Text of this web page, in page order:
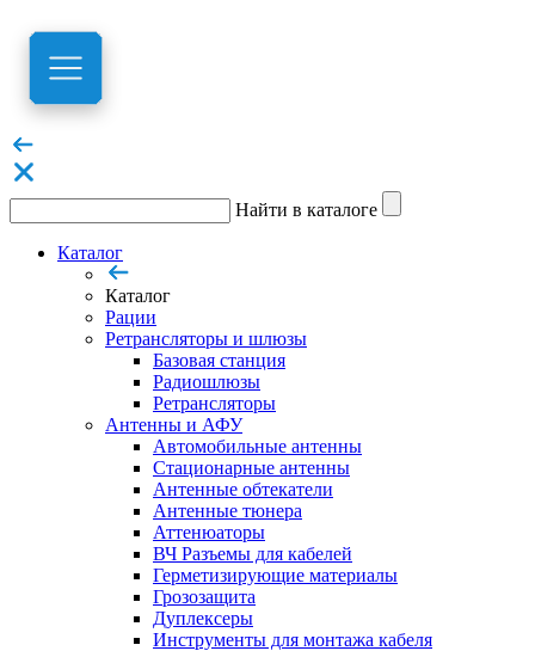
Найти в каталоге
Каталог
Каталог
Рации
Ретрансляторы и шлюзы
Базовая станция
Радиошлюзы
Ретрансляторы
Антенны и АФУ
Автомобильные антенны
Стационарные антенны
Антенные обтекатели
Антенные тюнера
Аттенюаторы
ВЧ Разъемы для кабелей
Герметизирующие материалы
Грозозащита
Дуплексеры
Инструменты для монтажа кабеля